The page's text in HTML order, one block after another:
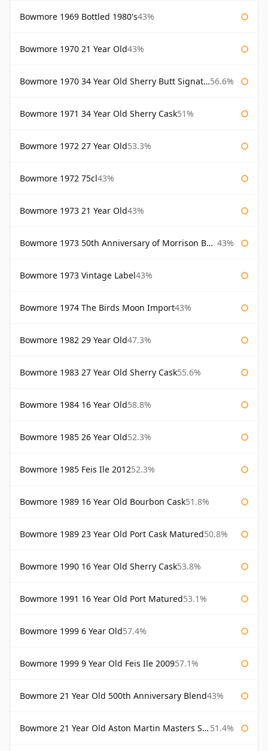
Bowmore 1969 Bottled 1980's43%
Bowmore 1970 21 Year Old43%
Bowmore 1970 34 Year Old Sherry Butt Signatory 56.6%
Bowmore 1971 34 Year Old Sherry Cask51%
Bowmore 1972 27 Year Old53.3%
Bowmore 1972 75cl43%
Bowmore 1973 21 Year Old43%
Bowmore 1973 50th Anniversary of Morrison Bowmore 43%
Bowmore 1973 Vintage Label43%
Bowmore 1974 The Birds Moon Import43%
Bowmore 1982 29 Year Old47.3%
Bowmore 1983 27 Year Old Sherry Cask55.6%
Bowmore 1984 16 Year Old58.8%
Bowmore 1985 26 Year Old52.3%
Bowmore 1985 Feis Ile 201252.3%
Bowmore 1989 16 Year Old Bourbon Cask51.8%
Bowmore 1989 23 Year Old Port Cask Matured50.8%
Bowmore 1990 16 Year Old Sherry Cask53.8%
Bowmore 1991 16 Year Old Port Matured53.1%
Bowmore 1999 6 Year Old57.4%
Bowmore 1999 9 Year Old Feis Ile 200957.1%
Bowmore 21 Year Old 500th Anniversary Blend43%
Bowmore 21 Year Old Aston Martin Masters Selection 2024 51.4%